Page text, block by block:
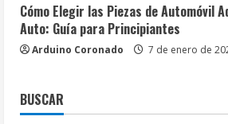
Cómo Elegir las Piezas de Automóvil
Auto: Guía para Principiantes
Arduino Coronado 7 de enero de
BUSCAR